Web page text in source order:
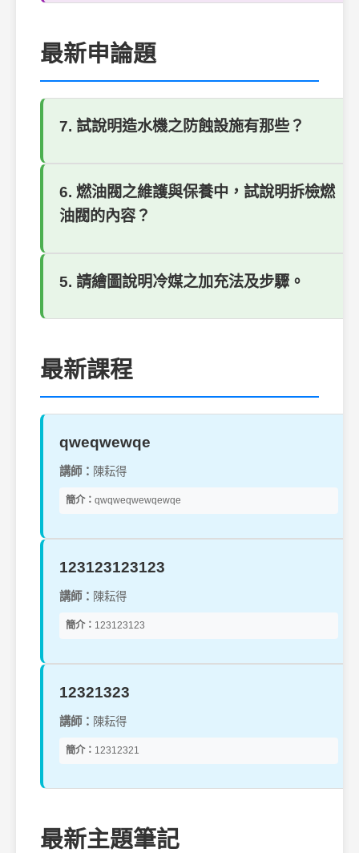
最新申論題
7. 試說明造水機之防蝕設施有那些？
6. 燃油閥之維護與保養中，試說明拆檢燃
油閥的內容？
5. 請繪圖說明冷媒之加充法及步驟。
最新課程
qweqwewqe
講師： 陳耘得
簡介： qwqweqwewqewqe
123123123123
講師： 陳耘得
簡介： 123123123
12321323
講師： 陳耘得
簡介： 12312321
最新主題筆記